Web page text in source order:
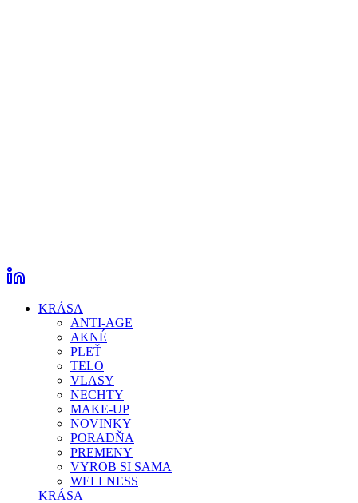
KRÁSA
ANTI-AGE
AKNÉ
PLEŤ
TELO
VLASY
NECHTY
MAKE-UP
NOVINKY
PORADŇA
PREMENY
VYROB SI SAMA
WELLNESS
KRÁSA